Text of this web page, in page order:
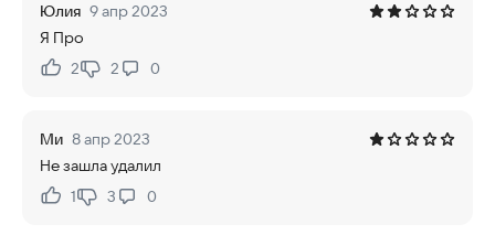
Юлия 9 апр 2023
Я Про
Нравится:
2Не нравится:
2 0
Ми 8 апр 2023
Не зашла удалил
Нравится:
1Не нравится:
3 0